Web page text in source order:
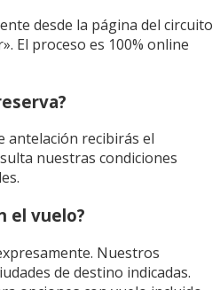
desde la página del circuito
El proceso es 100% online
antelación recibirás el
nuestras condiciones
el vuelo?
Nuestros
de destino indicadas.